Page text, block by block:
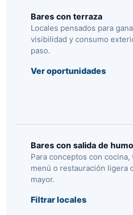
Bares con terraza
Locales pensados para
visibilidad y consumo
paso.
Ver oportunidades
Bares con salida de
Para conceptos con cocina,
menú o restauración ligera
mayor.
Filtrar locales